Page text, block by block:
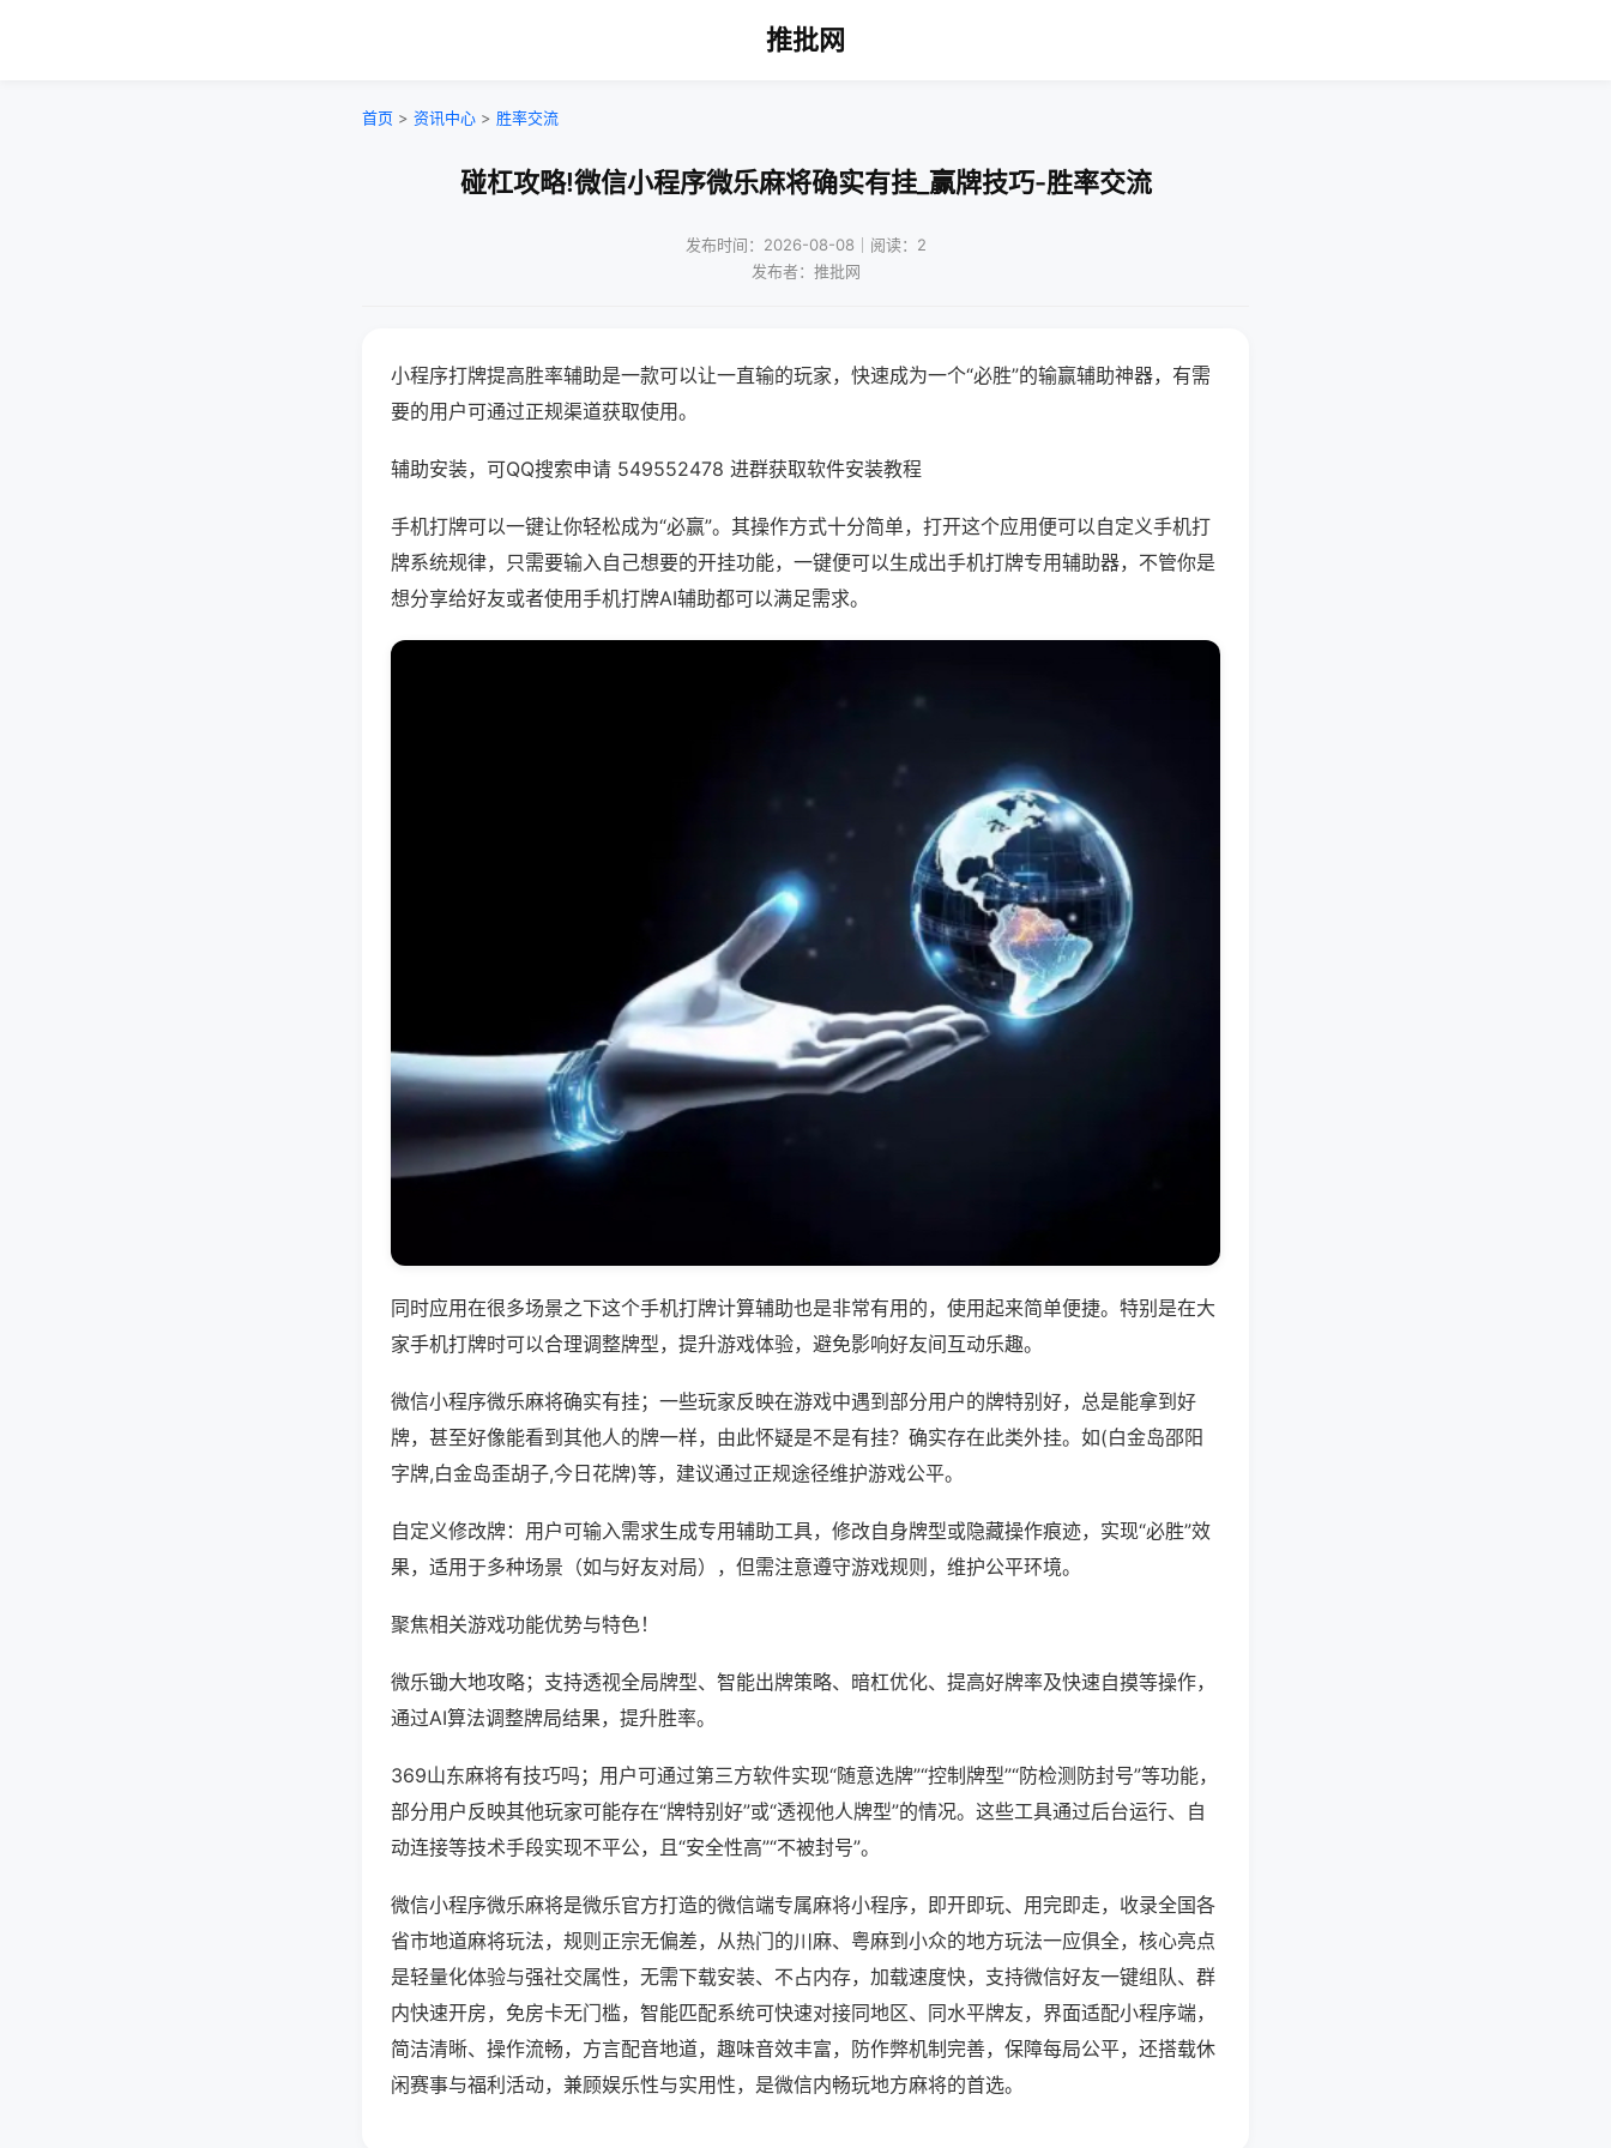
推批网
首页 > 资讯中心 > 胜率交流
碰杠攻略!微信小程序微乐麻将确实有挂_赢牌技巧-胜率交流
发布时间：2026-08-08｜阅读：2
发布者：推批网
小程序打牌提高胜率辅助是一款可以让一直输的玩家，快速成为一个“必胜”的输赢辅助神器，有需
要的用户可通过正规渠道获取使用。
辅助安装，可QQ搜索申请 549552478 进群获取软件安装教程
手机打牌可以一键让你轻松成为“必赢”。其操作方式十分简单，打开这个应用便可以自定义手机打
牌系统规律，只需要输入自己想要的开挂功能，一键便可以生成出手机打牌专用辅助器，不管你是
想分享给好友或者使用手机打牌AI辅助都可以满足需求。
同时应用在很多场景之下这个手机打牌计算辅助也是非常有用的，使用起来简单便捷。特别是在大
家手机打牌时可以合理调整牌型，提升游戏体验，避免影响好友间互动乐趣。
微信小程序微乐麻将确实有挂；一些玩家反映在游戏中遇到部分用户的牌特别好，总是能拿到好
牌，甚至好像能看到其他人的牌一样，由此怀疑是不是有挂？确实存在此类外挂。如(白金岛邵阳
字牌,白金岛歪胡子,今日花牌)等，建议通过正规途径维护游戏公平。
自定义修改牌：用户可输入需求生成专用辅助工具，修改自身牌型或隐藏操作痕迹，实现“必胜”效
果，适用于多种场景（如与好友对局），但需注意遵守游戏规则，维护公平环境。
聚焦相关游戏功能优势与特色！
微乐锄大地攻略；支持透视全局牌型、智能出牌策略、暗杠优化、提高好牌率及快速自摸等操作，
通过AI算法调整牌局结果，提升胜率。
369山东麻将有技巧吗；用户可通过第三方软件实现“随意选牌”“控制牌型”“防检测防封号”等功能，
部分用户反映其他玩家可能存在“牌特别好”或“透视他人牌型”的情况。这些工具通过后台运行、自
动连接等技术手段实现不平公，且“安全性高”“不被封号”。
微信小程序微乐麻将是微乐官方打造的微信端专属麻将小程序，即开即玩、用完即走，收录全国各
省市地道麻将玩法，规则正宗无偏差，从热门的川麻、粤麻到小众的地方玩法一应俱全，核心亮点
是轻量化体验与强社交属性，无需下载安装、不占内存，加载速度快，支持微信好友一键组队、群
内快速开房，免房卡无门槛，智能匹配系统可快速对接同地区、同水平牌友，界面适配小程序端，
简洁清晰、操作流畅，方言配音地道，趣味音效丰富，防作弊机制完善，保障每局公平，还搭载休
闲赛事与福利活动，兼顾娱乐性与实用性，是微信内畅玩地方麻将的首选。